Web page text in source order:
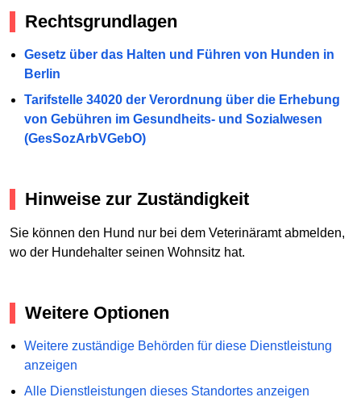
Rechtsgrundlagen
Gesetz über das Halten und Führen von Hunden in
Berlin
Tarifstelle 34020 der Verordnung über die Erhebung
von Gebühren im Gesundheits- und Sozialwesen
(GesSozArbVGebO)
Hinweise zur Zuständigkeit
Sie können den Hund nur bei dem Veterinäramt abmelden,
wo der Hundehalter seinen Wohnsitz hat.
Weitere Optionen
Weitere zuständige Behörden für diese Dienstleistung
anzeigen
Alle Dienstleistungen dieses Standortes anzeigen